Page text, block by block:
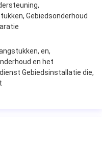
Gebiedsonderhoud
en,
en het
Gebiedsinstallatie die,